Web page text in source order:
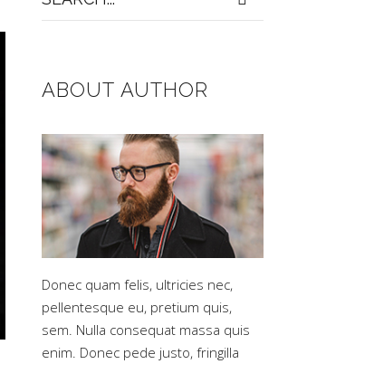
for:
ABOUT AUTHOR
Donec quam felis, ultricies nec,
pellentesque eu, pretium quis,
sem. Nulla consequat massa quis
enim. Donec pede justo, fringilla